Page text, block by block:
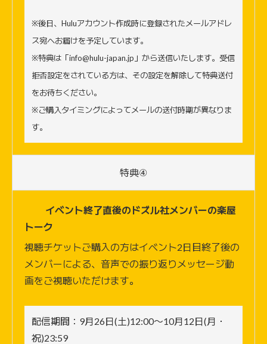
※後日、Huluアカウント作成時に登録されたメールアドレ
ス宛へお届けを予定しています。
※特典は「info@hulu-japan.jp」から送信いたします。受信
拒否設定をされている方は、その設定を解除して特典送付
をお待ちください。
※ご購入タイミングによってメールの送付時期が異なりま
す。
特典④
イベント終了直後のドズル社メンバーの楽屋
トーク
視聴チケットご購入の方はイベント2日目終了後の
メンバーによる、音声での振り返りメッセージ動
画をご視聴いただけます。
配信期間：9月26日(土)12:00〜10月12日(月・
祝)23:59